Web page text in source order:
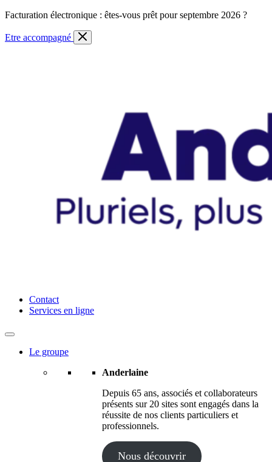
Skip
content
Facturation électronique : êtes-vous prêt pour septembre 2026 ?
Etre accompagné
Anderlaine | Conseil – Expert comptable – Avocat – Audit
Contact
Services en ligne
Le groupe
Anderlaine
Depuis 65 ans, associés et collaborateurs
présents sur 20 sites sont engagés dans la
réussite de nos clients particuliers et
professionnels.
Nous découvrir